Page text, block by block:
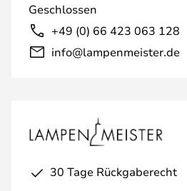
Geschlossen
+49 (0) 66 423 063 128
info@lampenmeister.de
30 Tage Rückgaberecht